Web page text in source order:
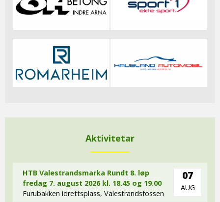
Aktivitetar
HTB Valestrandsmarka Rundt 8. løp
fredag 7. august 2026 kl. 18.45 og 19.00
Furubakken idrettsplass, Valestrandsfossen
07
AUG